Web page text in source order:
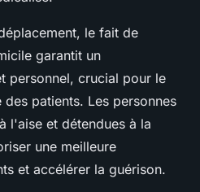
le fait de
garantit un
personnel, crucial pour le
patients. Les personnes
l'aise et détendues à la
une meilleure
et accélérer la guérison.